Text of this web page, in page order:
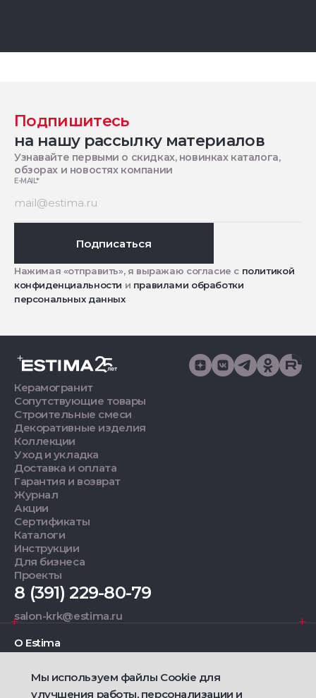
Подпишитесь
на нашу рассылку материалов
Узнавайте первыми о скидках, новинках каталога,
обзорах и новостях компании
E-MAIL*
Подписаться
Нажимая «отправить», я выражаю согласие с политикой
конфиденциальности и правилами обработки
персональных данных
Керамогранит
Сопутствующие товары
Строительные смеси
Декоративные изделия
Коллекции
Уход и укладка
Доставка и оплата
Гарантия и возврат
Журнал
Акции
Сертификаты
Каталоги
Инструкции
Для бизнеса
Проекты
8 (391) 229-80-79
salon-krk@estima.ru
О Estima
Дизайнерам
Мы используем файлы Cookie для
улучшения работы, персонализации и